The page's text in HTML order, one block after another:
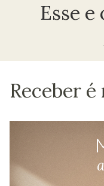
Esse
Receber